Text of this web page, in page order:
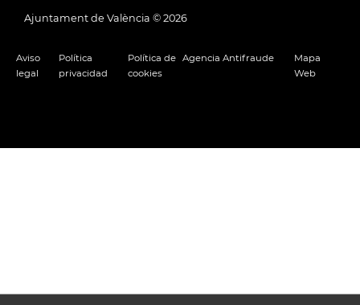
Ajuntament de València © 2026
Aviso
legal
Política
privacidad
Política de
cookies
Agencia Antifraude
Mapa
Web